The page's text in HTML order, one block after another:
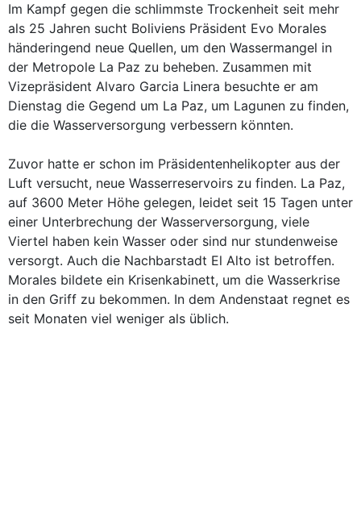
Im Kampf gegen die schlimmste Trockenheit seit mehr
als 25 Jahren sucht Boliviens Präsident Evo Morales
händeringend neue Quellen, um den Wassermangel in
der Metropole La Paz zu beheben. Zusammen mit
Vizepräsident Alvaro Garcia Linera besuchte er am
Dienstag die Gegend um La Paz, um Lagunen zu finden,
die die Wasserversorgung verbessern könnten.
Zuvor hatte er schon im Präsidentenhelikopter aus der
Luft versucht, neue Wasserreservoirs zu finden. La Paz,
auf 3600 Meter Höhe gelegen, leidet seit 15 Tagen unter
einer Unterbrechung der Wasserversorgung, viele
Viertel haben kein Wasser oder sind nur stundenweise
versorgt. Auch die Nachbarstadt El Alto ist betroffen.
Morales bildete ein Krisenkabinett, um die Wasserkrise
in den Griff zu bekommen. In dem Andenstaat regnet es
seit Monaten viel weniger als üblich.